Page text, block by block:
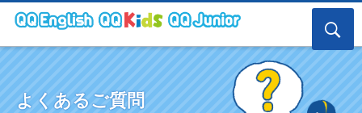
よくあるご質問